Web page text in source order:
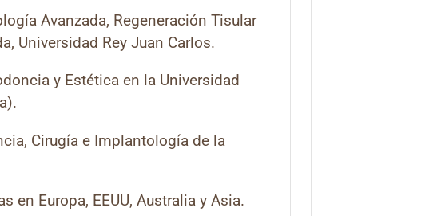
Avanzada, Regeneración Tisular
Universidad Rey Juan Carlos.
y Estética en la Universidad
Cirugía e Implantología de la
en Europa, EEUU, Australia y Asia.